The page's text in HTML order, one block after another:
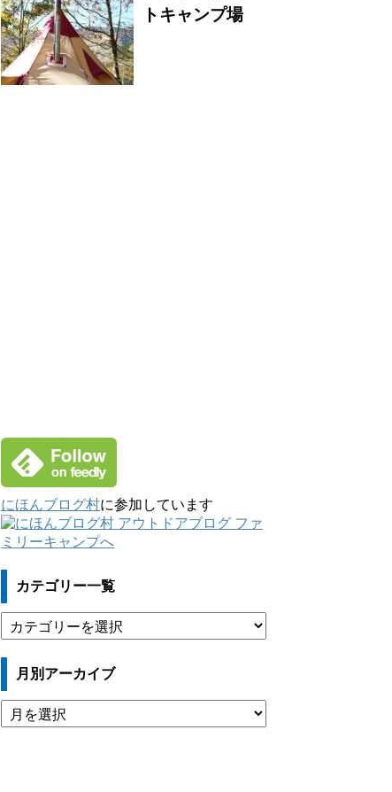
トキャンプ場
にほんブログ村に参加しています
カテゴリー一覧
テ
ゴ
ー
一
覧
月別アーカイブ
月
別